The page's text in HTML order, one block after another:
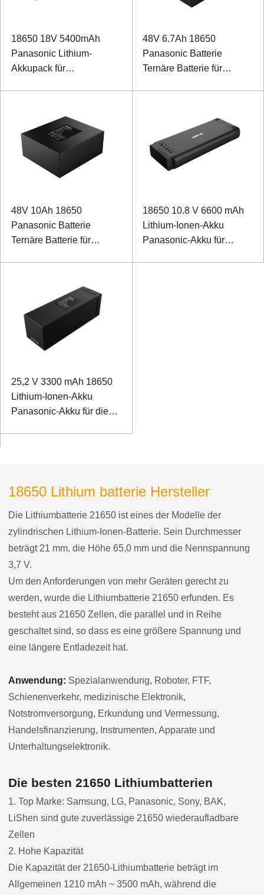
18650 18V 5400mAh
Panasonic Lithium-
Akkupack für
Kommunikationsprotokoll
48V 6.7Ah 18650
Panasonic Batterie
Ternäre Batterie für
48V 10Ah 18650
Panasonic Batterie
Ternäre Batterie für
unteren Extremitäten
18650 10.8 V 6600 mAh
Lithium-Ionen-Akku
Panasonic-Akku für
25,2 V 3300 mAh 18650
Lithium-Ionen-Akku
Panasonic-Akku für die
18650 Lithium batterie Hersteller
Die Lithiumbatterie 21650 ist eines der Modelle der
zylindrischen Lithium-Ionen-Batterie. Sein Durchmesser
beträgt 21 mm, die Höhe 65,0 mm und die Nennspannung
3,7 V.
Um den Anforderungen von mehr Geräten gerecht zu
werden, wurde die Lithiumbatterie 21650 erfunden. Es
besteht aus 21650 Zellen, die parallel und in Reihe
geschaltet sind, so dass es eine größere Spannung und
eine längere Entladezeit hat.
Anwendung: Spezialanwendung, Roboter, FTF,
Schienenverkehr, medizinische Elektronik,
Notstromversorgung, Erkundung und Vermessung,
Handelsfinanzierung, Instrumenten, Apparate und
Unterhaltungselektronik.
Die besten 21650 Lithiumbatterien
1. Top Marke: Samsung, LG, Panasonic, Sony, BAK,
LiShen sind gute zuverlässige 21650 wiederaufladbare
Zellen
2. Hohe Kapazität
Die Kapazität der 21650-Lithiumbatterie beträgt im
Allgemeinen 1210 mAh ~ 3500 mAh, während die